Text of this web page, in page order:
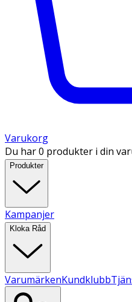
Varukorg
Du har 0 produkter i din
Produkter
Kampanjer
Kloka Råd
VarumärkenKundklubb